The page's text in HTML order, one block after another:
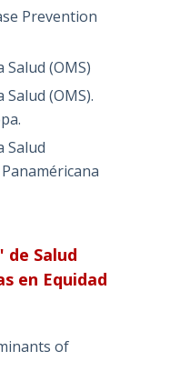
Prevention
(OMS)
(OMS).
Salud
Salud
en Equidad
of